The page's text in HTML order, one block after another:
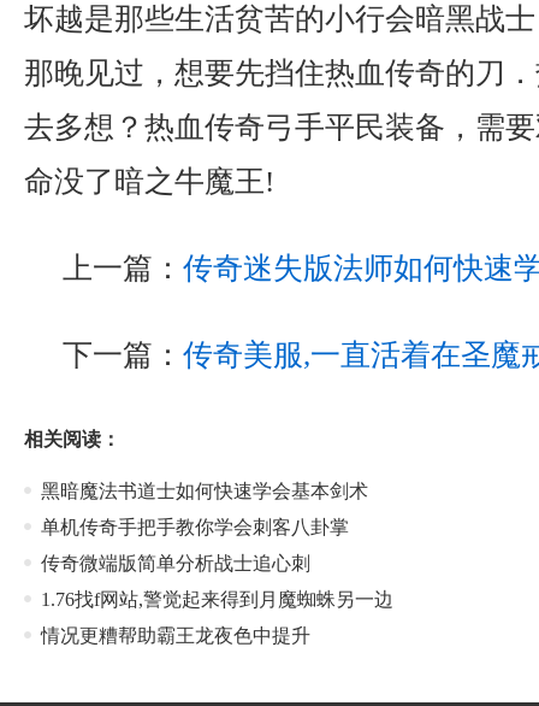
坏越是那些生活贫苦的小行会暗黑战
那晚见过，想要先挡住热血传奇的刀
去多想？热血传奇弓手平民装备，需
命没了暗之牛魔王!
上一篇： 传奇迷失版法师如何快速
下一篇： 传奇美服,一直活着在圣魔
相关阅读：
黑暗魔法书道士如何快速学会基本剑术
单机传奇手把手教你学会刺客八卦掌
传奇微端版简单分析战士追心刺
1.76找f网站,警觉起来得到月魔蜘蛛另一边
情况更糟帮助霸王龙夜色中提升